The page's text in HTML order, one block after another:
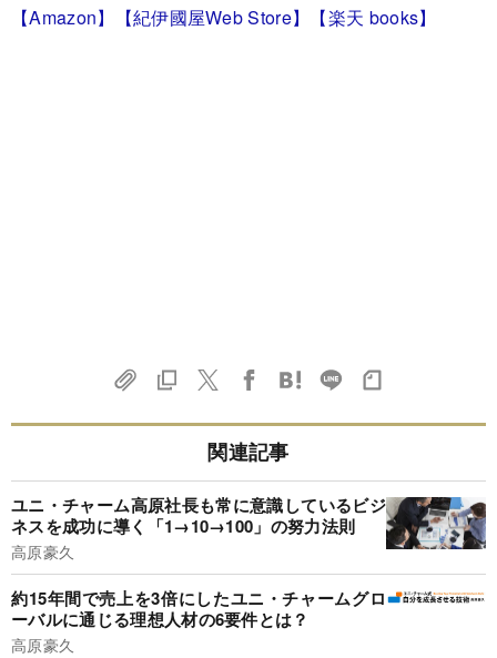
【Amazon】
【紀伊國屋Web Store】 【楽天 books】
関連記事
ユニ・チャーム高原社長も常に意識しているビジ
ネスを成功に導く「1→10→100」の努力法則
高原豪久
約15年間で売上を3倍にしたユニ・チャームグロ
ーバルに通じる理想人材の6要件とは？
高原豪久